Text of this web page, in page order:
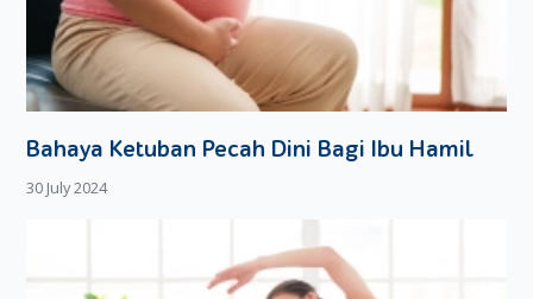
Bahaya Ketuban Pecah Dini Bagi Ibu Hamil
30 July 2024